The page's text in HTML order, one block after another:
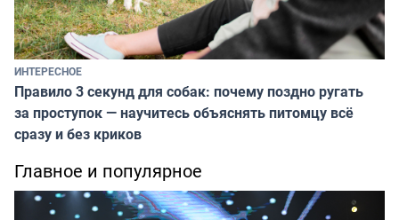
ИНТЕРЕСНОЕ
Правило 3 секунд для собак: почему поздно ругать
за проступок — научитесь объяснять питомцу всё
сразу и без криков
Главное и популярное